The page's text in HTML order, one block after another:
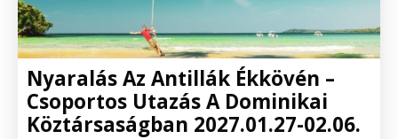
Nyaralás Az Antillák Ékkövén –
Csoportos Utazás A Dominikai
Köztársaságban 2027.01.27-02.06.